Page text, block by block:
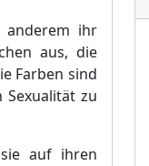
ihr
aus, die
Farben sind
Sexualität zu
auf ihren